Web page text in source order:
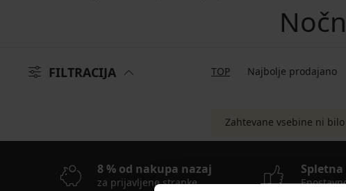
FILTRACIJA TOP Najbolje prodajano
Zahtevane vsebine ni
8 % od nakupa nazaj
za prijavljene stranke